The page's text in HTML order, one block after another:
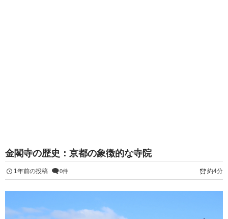
金閣寺の歴史：京都の象徴的な寺院
1年前の投稿 0件 約4分